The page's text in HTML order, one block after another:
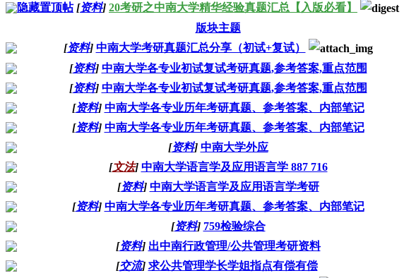
隐藏置顶帖 [资料] 20考研之中南大学精华经验真题汇总【入版必看】
版块主题
[资料] 中南大学考研真题汇总分享（初试+复试）
[资料] 中南大学各专业初试复试考研真题,参考答案,重点范围
[资料] 中南大学各专业初试复试考研真题,参考答案,重点范围
[资料] 中南大学各专业历年考研真题、参考答案、内部笔记
[资料] 中南大学各专业历年考研真题、参考答案、内部笔记
[资料] 中南大学外应
[文法] 中南大学语言学及应用语言学 887 716
[资料] 中南大学语言学及应用语言学考研
[资料] 中南大学各专业历年考研真题、参考答案、内部笔记
[资料] 759检验综合
[资料] 出中南行政管理/公共管理考研资料
[交流] 求公共管理学长学姐指点有偿有偿